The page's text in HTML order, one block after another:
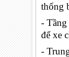
thống
- Tầng
để xe
-